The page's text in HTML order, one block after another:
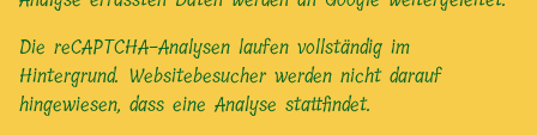
Die reCAPTCHA-Analysen laufen vollständig im
Hintergrund. Websitebesucher werden nicht darauf
hingewiesen, dass eine Analyse stattfindet.